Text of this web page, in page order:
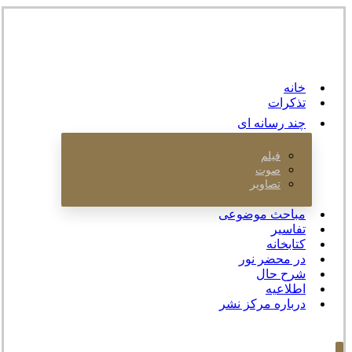
خانه
تذکرات
چند رسانه ای
فیلم
صوت
تصاویر
مباحث موضوعی
تفاسیر
کتابخانه
در محضر نور
شرح حال
اطلاعیه
درباره مرکز نشر